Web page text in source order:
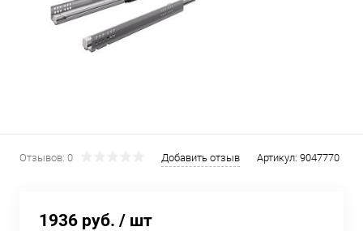
Отзывов: 0 Добавить отзыв Артикул: 9047770
1936 руб. / шт